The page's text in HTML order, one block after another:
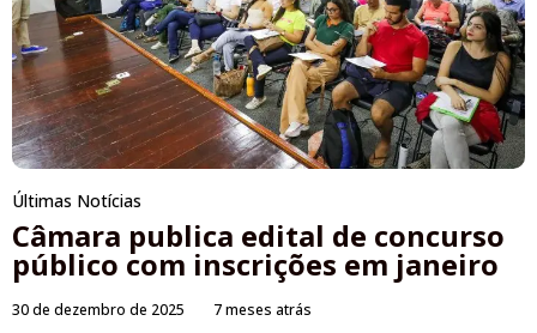
Últimas Notícias
Câmara publica edital de concurso
público com inscrições em janeiro
30 de dezembro de 2025 7 meses atrás